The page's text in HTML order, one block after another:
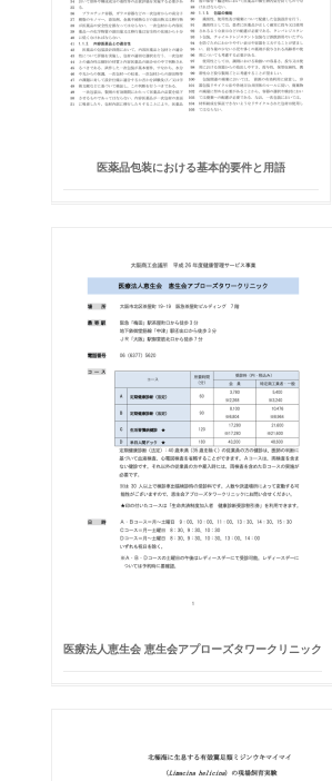
医薬品包装における基本的要件と用語
医療法人恵生会 恵生会アプローズタワークリニック